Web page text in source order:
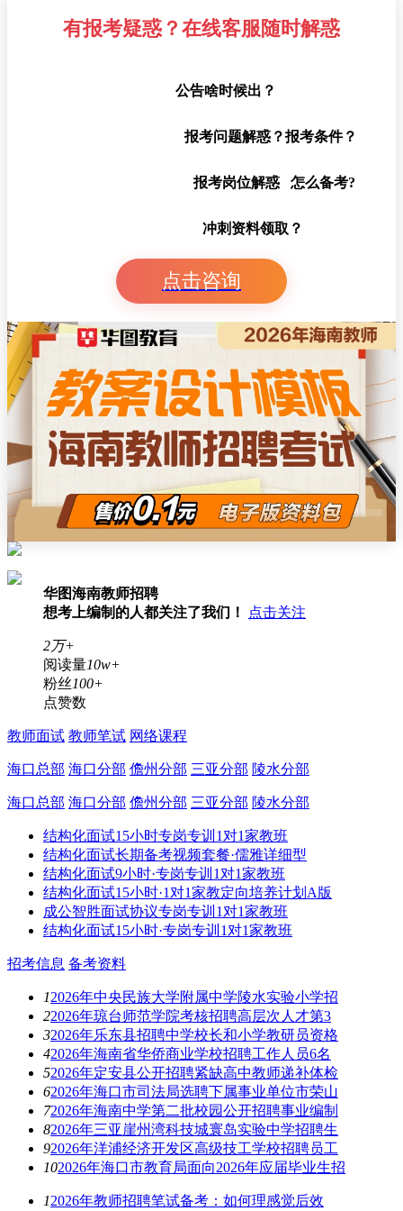
有报考疑惑？在线客服随时解惑
公告啥时候出？
报考问题解惑？报考条件？
报考岗位解惑 怎么备考?
冲刺资料领取？
点击咨询
华图海南教师招聘
想考上编制的人都关注了我们！
点击关注
2万+
阅读量10w+
粉丝100+
点赞数
教师面试 教师笔试 网络课程
海口总部 海口分部 儋州分部 三亚分部 陵水分部
海口总部 海口分部 儋州分部 三亚分部 陵水分部
结构化面试15小时专岗专训1对1家教班
结构化面试长期备考视频套餐·儒雅详细型
结构化面试9小时·专岗专训1对1家教班
结构化面试15小时·1对1家教定向培养计划A版
成公智胜面试协议专岗专训1对1家教班
结构化面试15小时·专岗专训1对1家教班
招考信息 备考资料
12026年中央民族大学附属中学陵水实验小学招
22026年琼台师范学院考核招聘高层次人才第3
32026年乐东县招聘中学校长和小学教研员资格
42026年海南省华侨商业学校招聘工作人员6名
52026年定安县公开招聘紧缺高中教师递补体检
62026年海口市司法局选聘下属事业单位市荣山
72026年海南中学第二批校园公开招聘事业编制
82026年三亚崖州湾科技城寰岛实验中学招聘生
92026年洋浦经济开发区高级技工学校招聘员工
102026年海口市教育局面向2026年应届毕业生招
12026年教师招聘笔试备考：如何理感觉后效